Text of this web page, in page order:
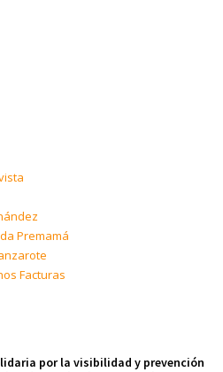
Premamá
Facturas
por la visibilidad y prevención